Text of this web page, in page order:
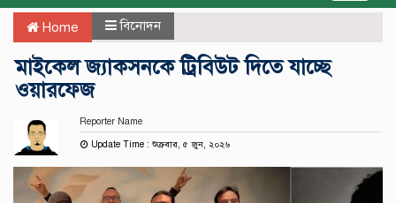
Home বিনোদন
মাইকেল জ্যাকসনকে ট্রিবিউট দিতে যাচ্ছে
ওয়ারফেজ
Reporter Name
Update Time : শুক্রবার, ৫ জুন, ২০২৬